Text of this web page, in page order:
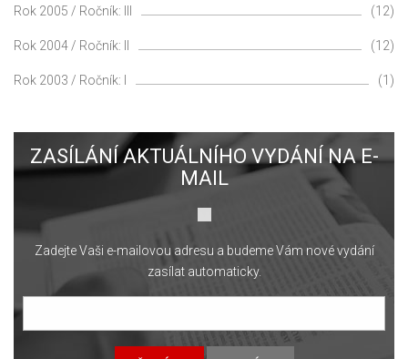
Rok 2005 / Ročník: III (12)
Rok 2004 / Ročník: II (12)
Rok 2003 / Ročník: I (1)
ZASÍLÁNÍ AKTUÁLNÍHO VYDÁNÍ NA E-
MAIL
Zadejte Vaši e-mailovou adresu a budeme Vám nové vydání
zasílat automaticky.